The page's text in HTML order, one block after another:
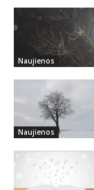
Naujienos
Naujienos